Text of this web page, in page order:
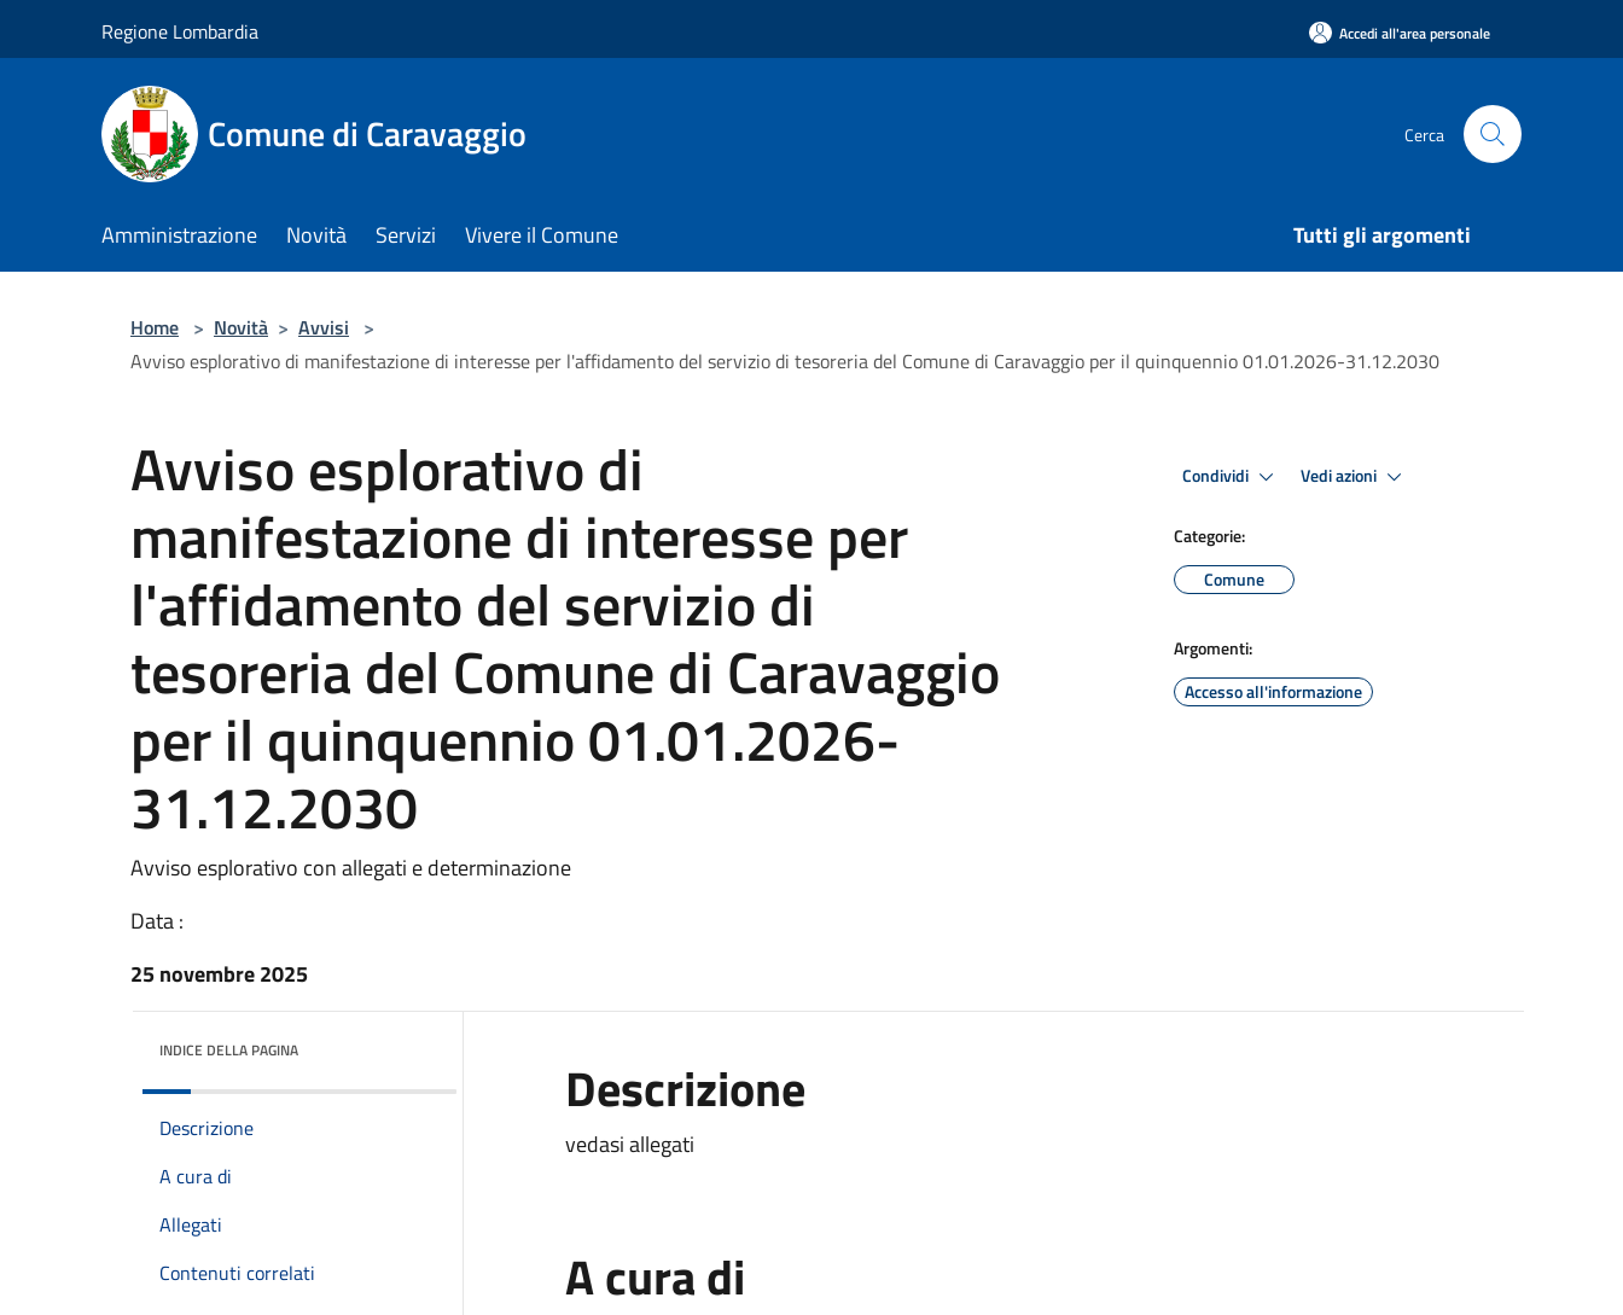
Regione Lombardia Accedi all'area personale
Comune di Caravaggio Cerca
Amministrazione Novità Servizi Vivere il Comune Tutti gli argomenti
Home > Novità > Avvisi >
Avviso esplorativo di manifestazione di interesse per l'affidamento del servizio di tesoreria del Comune di Caravaggio per il quinquennio 01.01.2026-31.12.2030
Avviso esplorativo di
manifestazione di interesse per
l'affidamento del servizio di
tesoreria del Comune di Caravaggio
per il quinquennio 01.01.2026-
31.12.2030
Avviso esplorativo con allegati e determinazione
Data :
25 novembre 2025
Condividi Vedi azioni
Categorie:
Comune
Argomenti:
Accesso all'informazione
INDICE DELLA PAGINA
Descrizione
A cura di
Allegati
Contenuti correlati
Descrizione
vedasi allegati
A cura di